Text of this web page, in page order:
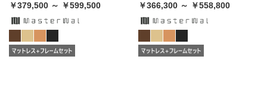
￥379,500 ～ ￥599,500
￥366,300 ～ ￥558,800